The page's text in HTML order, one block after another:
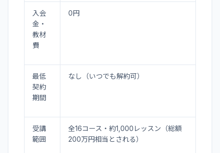
入会
金・
教材
費
0円
最低
契約
期間
なし（いつでも解約可）
受講
範囲
全16コース・約1,000レッスン（総額
200万円相当とされる）